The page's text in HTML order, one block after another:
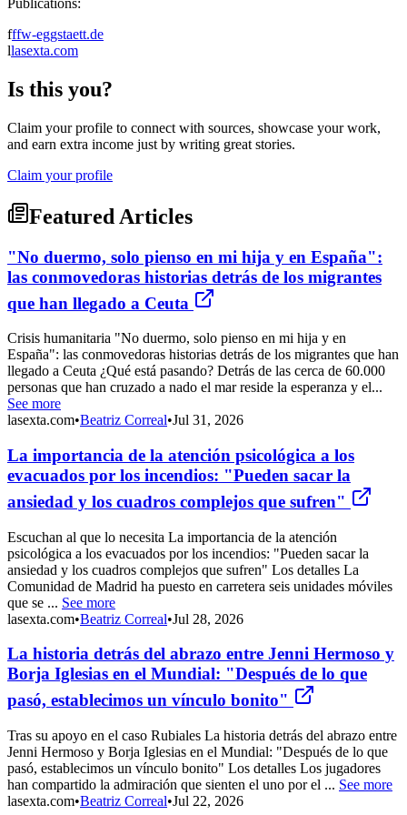
fffw-eggstaett.de
llasexta.com
Is this you?
Claim your profile to connect with sources, showcase your work,
and earn extra income just by writing great stories.
Claim your profile
Featured Articles
"No duermo, solo pienso en mi hija y en España":
las conmovedoras historias detrás de los migrantes
que han llegado a Ceuta
Crisis humanitaria "No duermo, solo pienso en mi hija y en
España": las conmovedoras historias detrás de los migrantes que han
llegado a Ceuta ¿Qué está pasando? Detrás de las cerca de 60.000
personas que han cruzado a nado el mar reside la esperanza y el...
See more
lasexta.com•Beatriz Correal•Jul 31, 2026
La importancia de la atención psicológica a los
evacuados por los incendios: "Pueden sacar la
ansiedad y los cuadros complejos que sufren"
Escuchan al que lo necesita La importancia de la atención
psicológica a los evacuados por los incendios: "Pueden sacar la
ansiedad y los cuadros complejos que sufren" Los detalles La
Comunidad de Madrid ha puesto en carretera seis unidades móviles
que se ... See more
lasexta.com•Beatriz Correal•Jul 28, 2026
La historia detrás del abrazo entre Jenni Hermoso y
Borja Iglesias en el Mundial: "Después de lo que
pasó, establecimos un vínculo bonito"
Tras su apoyo en el caso Rubiales La historia detrás del abrazo entre
Jenni Hermoso y Borja Iglesias en el Mundial: "Después de lo que
pasó, establecimos un vínculo bonito" Los detalles Los jugadores
han compartido la admiración que sienten el uno por el ... See more
lasexta.com•Beatriz Correal•Jul 22, 2026